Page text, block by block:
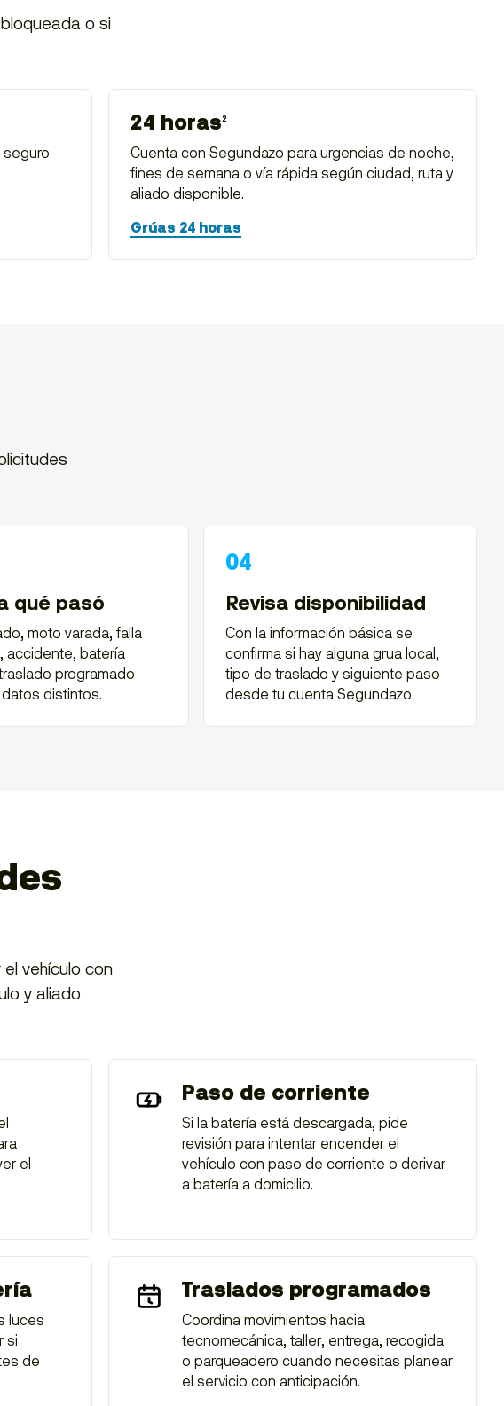
o si
seguro
24 horas2
Cuenta con Segundazo para urgencias de noche,
fines de semana o vía rápida según ciudad, ruta y
aliado disponible.
Grúas 24 horas
qué pasó
moto varada, falla
accidente, batería
programado
distintos.
Revisa disponibilidad
Con la información básica se
confirma si hay alguna grua local,
tipo de traslado y siguiente paso
desde tu cuenta Segundazo.
vehículo con
y aliado
el
Paso de corriente
Si la batería está descargada, pide
revisión para intentar encender el
vehículo con paso de corriente o derivar
a batería a domicilio.
luces
si
de
Traslados programados
Coordina movimientos hacia
tecnomecánica, taller, entrega, recogida
o parqueadero cuando necesitas planear
el servicio con anticipación.